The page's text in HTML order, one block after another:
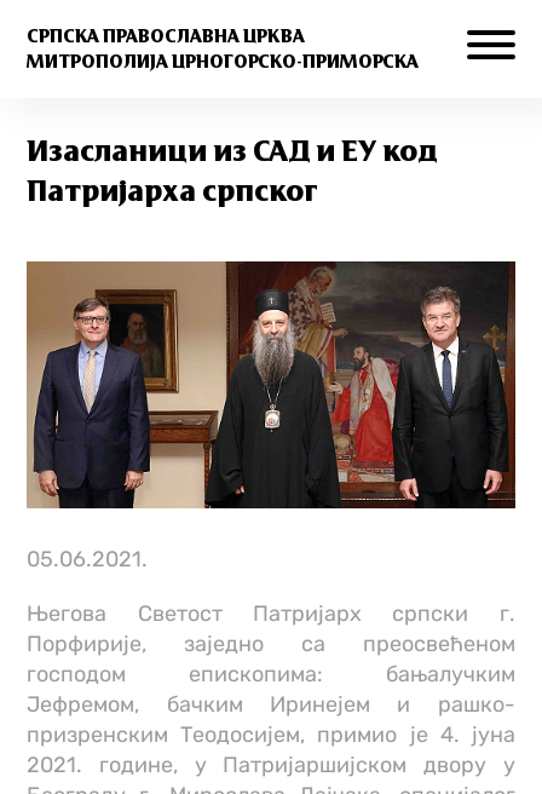
СРПСКА ПРАВОСЛАВНА ЦРКВА
МИТРОПОЛИЈА ЦРНОГОРСКО-ПРИМОРСКА
Изасланици из САД и ЕУ код
Патријарха српског
05.06.2021.
Његова Светост Патријарх српски г.
Порфирије, заједно са преосвећеном
господом епископима: бањалучким
Јефремом, бачким Иринејем и рашко-
призренским Теодосијем, примио је 4. јуна
2021. године, у Патријаршијском двору у